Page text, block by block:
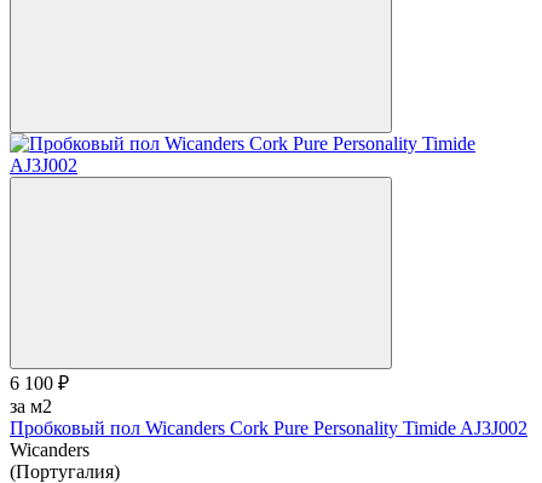
6 100 ₽
за м2
Пробковый пол Wicanders Cork Pure Personality Timide AJ3J002
Wicanders
(Португалия)